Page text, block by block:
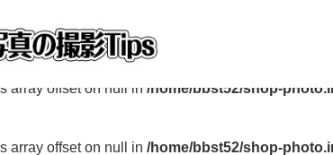
key "6_WebFonts_CSS" in
/home/bbst52/
on line67
array offset on null in /home/bbst52/shop-
array offset on null in /home/bbst52/shop-